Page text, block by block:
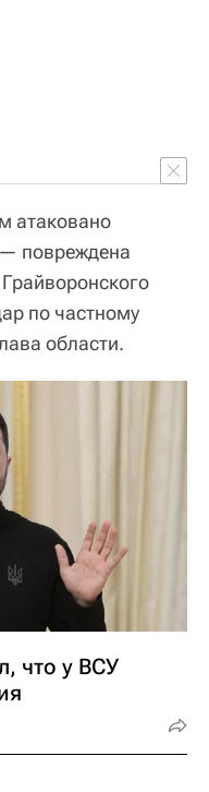
атаковано
повреждена
по частному
области.
что у ВСУ